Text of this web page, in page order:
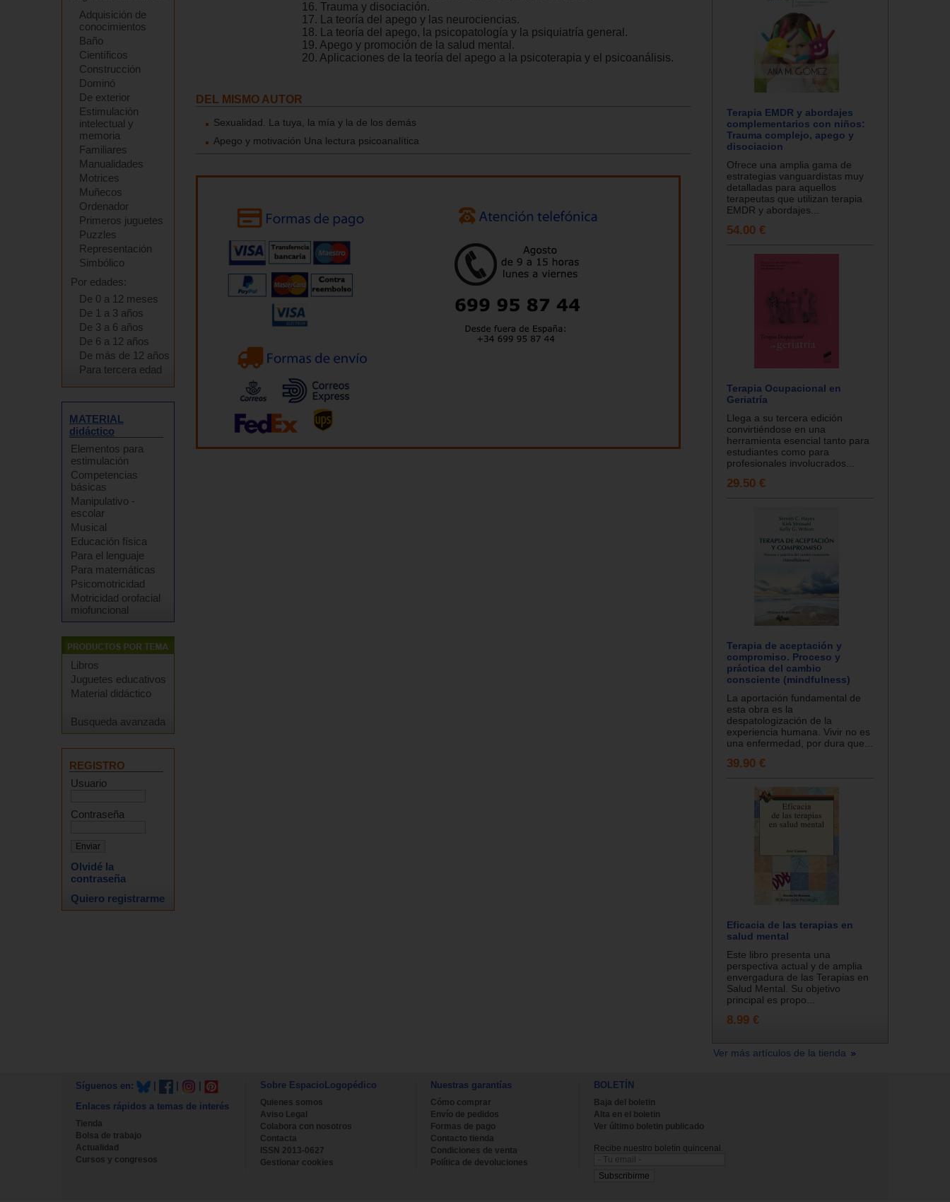
Adquisición de
conocimientos
Baño
Científicos
Construcción
Dominó
De exterior
Estimulación
intelectual y
memoria
Familiares
Manualidades
Motrices
Muñecos
Ordenador
Primeros juguetes
Puzzles
Representación
Simbólico
Por edades:
De 0 a 12 meses
De 1 a 3 años
De 3 a 6 años
De 6 a 12 años
De más de 12 años
Para tercera edad
MATERIAL
didáctico
Elementos para
estimulación
Competencias
básicas
Manipulativo -
escolar
Musical
Educación física
Para el lenguaje
Para matemáticas
Psicomotricidad
Motricidad orofacial
miofuncional
Libros
Juguetes educativos
Material didáctico
Busqueda avanzada
REGISTRO
Usuario
Contraseña
Olvidé la
contraseña
Quiero registrarme
16. Trauma y disociación.
17. La teoría del apego y las neurociencias.
18. La teoría del apego, la psicopatología y la psiquiatría general.
19. Apego y promoción de la salud mental.
20. Aplicaciones de la teoría del apego a la psicoterapia y el psicoanálisis.
DEL MISMO AUTOR
Sexualidad. La tuya, la mía y la de los demás
Apego y motivación Una lectura psicoanalítica
Terapia EMDR y abordajes
complementarios con niños:
Trauma complejo, apego y
disociacion
Ofrece una amplia gama de
estrategias vanguardistas muy
detalladas para aquellos
terapeutas que utilizan terapia
EMDR y abordajes...
54.00 €
Terapia Ocupacional en
Geriatría
Llega a su tercera edición
convirtiéndose en una
herramienta esencial tanto para
estudiantes como para
profesionales involucrados...
29.50 €
Terapia de aceptación y
compromiso. Proceso y
práctica del cambio
consciente (mindfulness)
La aportación fundamental de
esta obra es la
despatologización de la
experiencia humana. Vivir no es
una enfermedad, por dura que...
39.90 €
Eficacia de las terapias en
salud mental
Este libro presenta una
perspectiva actual y de amplia
envergadura de las Terapias en
Salud Mental. Su objetivo
principal es propo...
8.99 €
Ver más artículos de la tienda
Síguenos en:
Enlaces rápidos a temas de interés
Tienda
Bolsa de trabajo
Actualidad
Cursos y congresos
Sobre EspacioLogopédico
Quienes somos
Aviso Legal
Colabora con nosotros
Contacta
ISSN 2013-0627
Gestionar cookies
Nuestras garantías
Cómo comprar
Envío de pedidos
Formas de pago
Contacto tienda
Condiciones de venta
Política de devoluciones
BOLETÍN
Baja del boletin
Alta en el boletin
Ver último boletin publicado
Recibe nuestro boletín quincenal.